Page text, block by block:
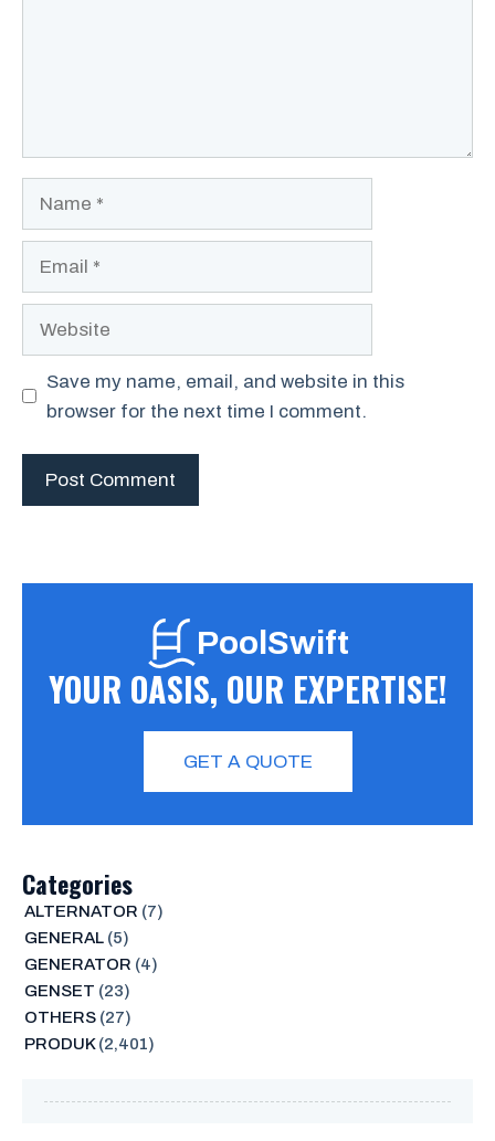
Save my name, email, and website in this
browser for the next time I comment.
PoolSwift
YOUR OASIS, OUR EXPERTISE!
GET A QUOTE
Categories
ALTERNATOR (7)
GENERAL(5)
GENERATOR (4)
GENSET (23)
OTHERS(27)
PRODUK(2,401)